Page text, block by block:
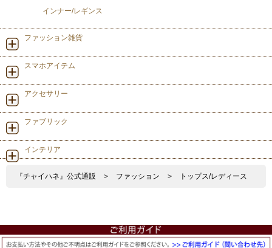
インナー/レギンス
ファッション雑貨
スマホアイテム
アクセサリー
ファブリック
インテリア
『チャイハネ』公式通販 > ファッション > トップス/レディース